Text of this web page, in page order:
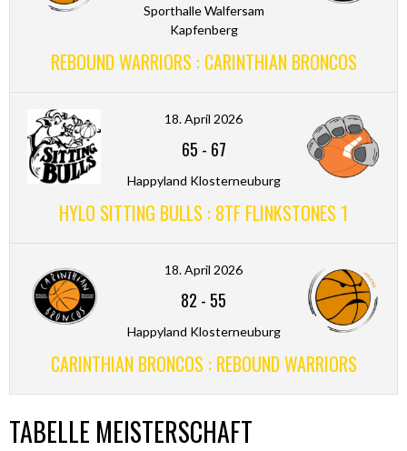
Sporthalle Walfersam
Kapfenberg
REBOUND WARRIORS : CARINTHIAN BRONCOS
18. April 2026
65 - 67
Happyland Klosterneuburg
HYLO SITTING BULLS : 8TF FLINKSTONES 1
18. April 2026
82 - 55
Happyland Klosterneuburg
CARINTHIAN BRONCOS : REBOUND WARRIORS
TABELLE MEISTERSCHAFT